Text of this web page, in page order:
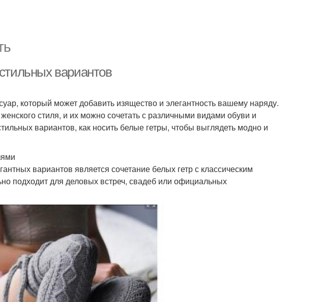
вариантов
который может добавить изящество и элегантность вашему наряду.
стиля, и их можно сочетать с различными видами обуви и
вариантов, как носить белые гетры, чтобы выглядеть модно и
вариантов является сочетание белых гетр с классическим
подходит для деловых встреч, свадеб или официальных